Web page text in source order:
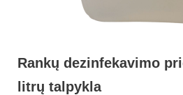
Rankų dezinfekavimo
litrų talpykla